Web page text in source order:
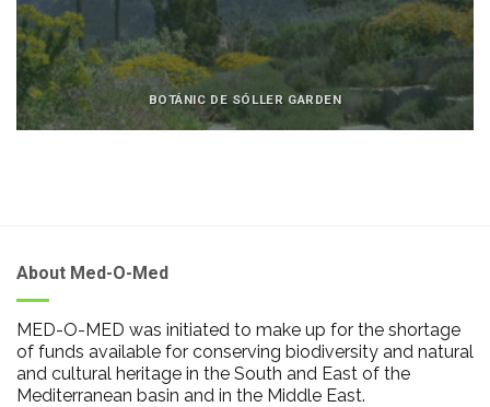
BOTÁNIC DE SÓLLER GARDEN
About Med-O-Med
MED-O-MED was initiated to make up for the shortage
of funds available for conserving biodiversity and natural
and cultural heritage in the South and East of the
Mediterranean basin and in the Middle East.